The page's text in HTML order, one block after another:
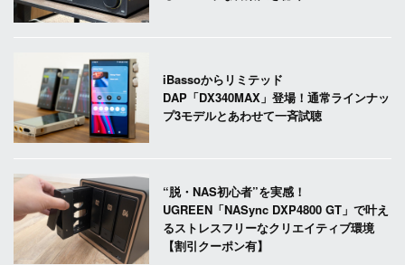
iBassoからリミテッド
DAP「DX340MAX」登場！通常ラインナッ
プ3モデルとあわせて一斉試聴
“脱・NAS初心者”を実感！
UGREEN「NASync DXP4800 GT」で叶え
るストレスフリーなクリエイティブ環境
【割引クーポン有】